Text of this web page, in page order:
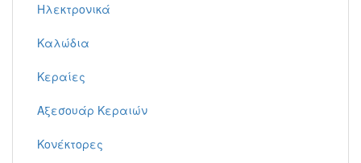
Ηλεκτρονικά
Καλώδια
Κεραίες
Αξεσουάρ Κεραιών
Κονέκτορες